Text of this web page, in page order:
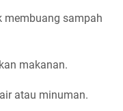
membuang sampah
makanan.
atau minuman.